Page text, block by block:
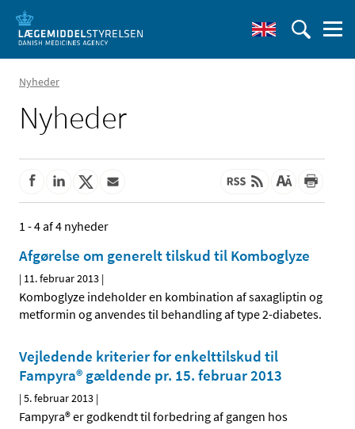
Nyheder
Nyheder
1 - 4 af 4 nyheder
Afgørelse om generelt tilskud til Komboglyze
| 11. februar 2013 |
Komboglyze indeholder en kombination af saxagliptin og
metformin og anvendes til behandling af type 2-diabetes.
Vejledende kriterier for enkelttilskud til
Fampyra® gældende pr. 15. februar 2013
|5. februar 2013 |
Fampyra® er godkendt til forbedring af gangen hos